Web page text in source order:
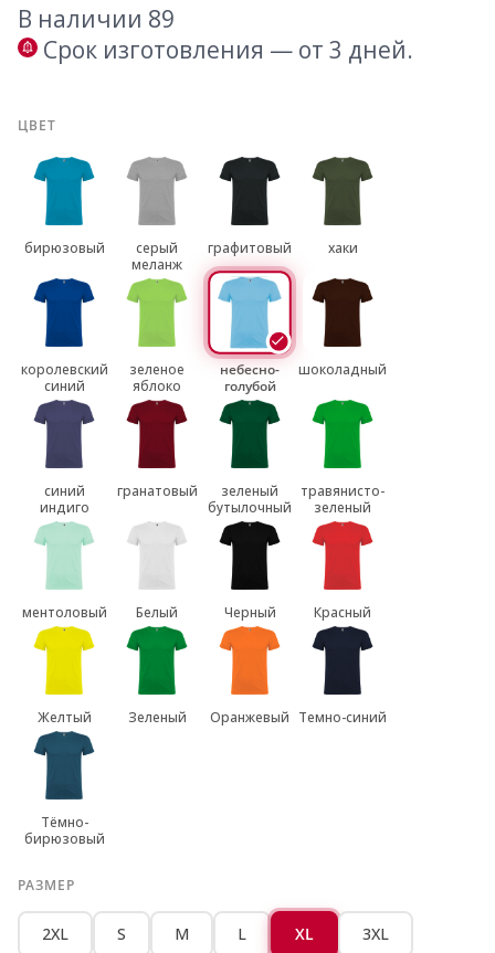
В наличии 89
Срок изготовления — от 3 дней.
ЦВЕТ
бирюзовый
серый
меланж
графитовый хаки
королевский
синий
зеленое
яблоко
небесно-
голубой
шоколадный
синий
индиго
гранатовый
зеленый
бутылочный
травянисто-
зеленый
ментоловый Белый Черный Красный
Желтый Зеленый Оранжевый Темно-синий
Тёмно-
бирюзовый
РАЗМЕР
2XL S M L XL 3XL